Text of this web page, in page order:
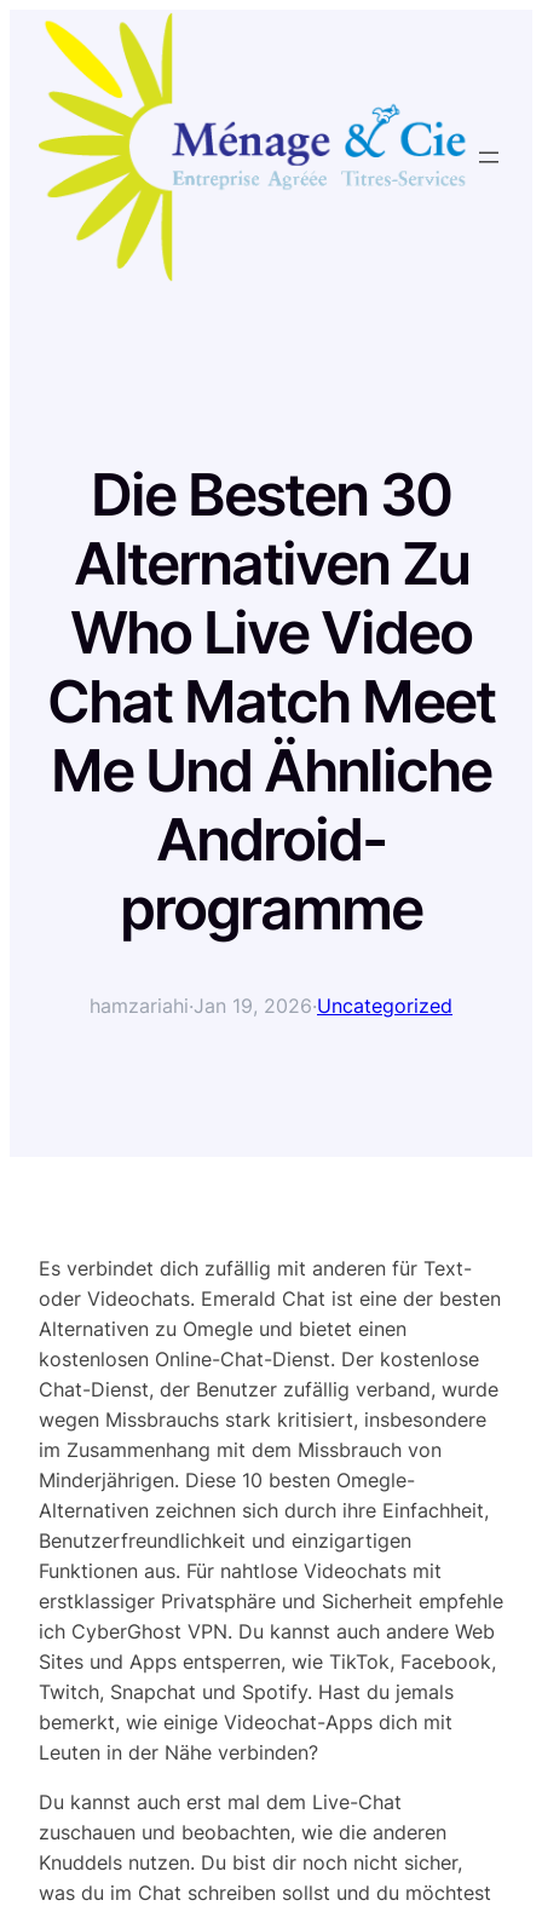
Skip
Die Besten 30
Alternativen Zu
Who Live Video
Chat Match Meet
Me Und Ähnliche
Android-
programme
hamzariahi·Jan 19, 2026·Uncategorized
Es verbindet dich zufällig mit anderen für Text-
oder Videochats. Emerald Chat ist eine der besten
Alternativen zu Omegle und bietet einen
kostenlosen Online-Chat-Dienst. Der kostenlose
Chat-Dienst, der Benutzer zufällig verband, wurde
wegen Missbrauchs stark kritisiert, insbesondere
im Zusammenhang mit dem Missbrauch von
Minderjährigen. Diese 10 besten Omegle-
Alternativen zeichnen sich durch ihre Einfachheit,
Benutzerfreundlichkeit und einzigartigen
Funktionen aus. Für nahtlose Videochats mit
erstklassiger Privatsphäre und Sicherheit empfehle
ich CyberGhost VPN. Du kannst auch andere Web
Sites und Apps entsperren, wie TikTok, Facebook,
Twitch, Snapchat und Spotify. Hast du jemals
bemerkt, wie einige Videochat-Apps dich mit
Leuten in der Nähe verbinden?
Du kannst auch erst mal dem Live-Chat
zuschauen und beobachten, wie die anderen
Knuddels nutzen. Du bist dir noch nicht sicher,
was du im Chat schreiben sollst und du möchtest